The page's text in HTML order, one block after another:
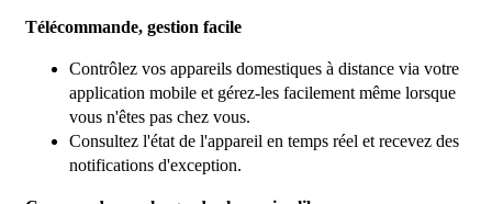
Télécommande, gestion facile
Contrôlez vos appareils domestiques à distance via votre
application mobile et gérez-les facilement même lorsque
vous n'êtes pas chez vous.
Consultez l'état de l'appareil en temps réel et recevez des
notifications d'exception.